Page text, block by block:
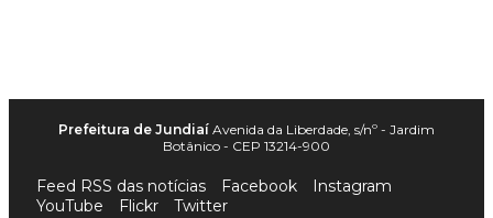
Prefeitura de Jundiaí Avenida da Liberdade, s/nº - Jardim
Botânico - CEP 13214-900
Feed RSS das notícias Facebook
Instagram
YouTube
Flickr Twitter